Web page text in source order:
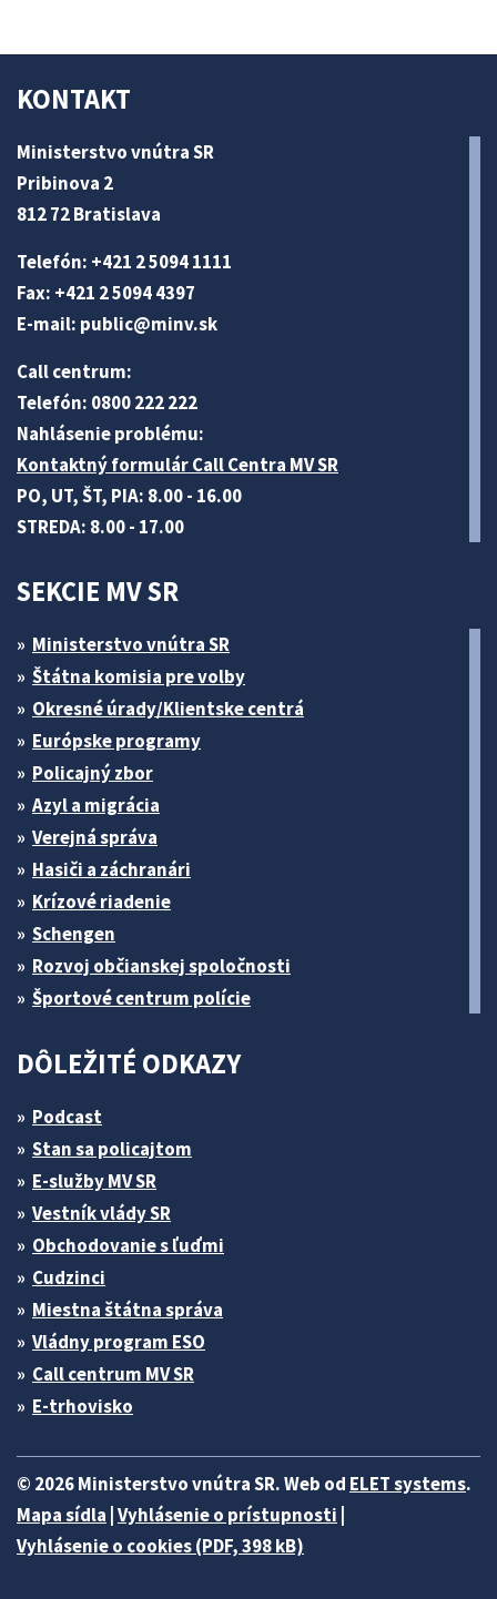
KONTAKT
Ministerstvo vnútra SR
Pribinova 2
812 72 Bratislava
Telefón: +421 2 5094 1111
Fax: +421 2 5094 4397
E-mail: public@minv.sk
Call centrum:
Telefón: 0800 222 222
Nahlásenie problému:
Kontaktný formulár Call Centra MV SR
PO, UT, ŠT, PIA: 8.00 - 16.00
STREDA: 8.00 - 17.00
SEKCIE MV SR
Ministerstvo vnútra SR
Štátna komisia pre volby
Okresné úrady/Klientske centrá
Európske programy
Policajný zbor
Azyl a migrácia
Verejná správa
Hasiči a záchranári
Krízové riadenie
Schengen
Rozvoj občianskej spoločnosti
Športové centrum polície
DÔLEŽITÉ ODKAZY
Podcast
Stan sa policajtom
E-služby MV SR
Vestník vlády SR
Obchodovanie s ľuďmi
Cudzinci
Miestna štátna správa
Vládny program ESO
Call centrum MV SR
E-trhovisko
© 2026 Ministerstvo vnútra SR. Web od ELET systems.
Mapa sídla Vyhlásenie o prístupnosti
Vyhlásenie o cookies (PDF, 398 kB)